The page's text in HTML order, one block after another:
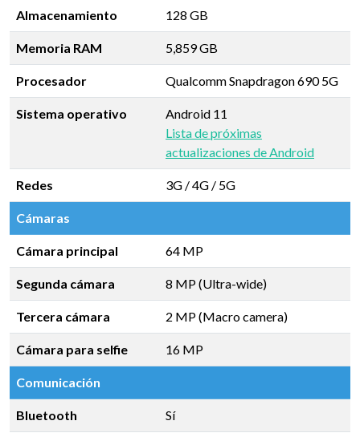
Almacenamiento 128 GB
Memoria RAM 5,859 GB
Procesador Qualcomm Snapdragon 690 5G
Sistema operativo
Android 11
Lista de próximas
actualizaciones de Android
Redes 3G / 4G / 5G
Cámaras
Cámara principal 64 MP
Segunda cámara 8 MP (Ultra-wide)
Tercera cámara 2 MP (Macro camera)
Cámara para selfie 16 MP
Comunicación
Bluetooth Sí